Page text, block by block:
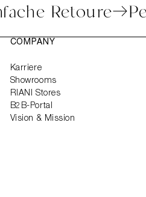
Einfache Retoure
COMPANY
Karriere
Showrooms
RIANI Stores
B2B-Portal
Vision & Mission